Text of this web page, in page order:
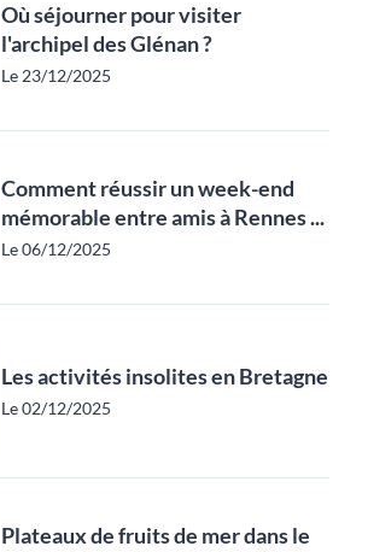
Où séjourner pour visiter
l'archipel des Glénan ?
Le 23/12/2025
Comment réussir un week-end
mémorable entre amis à Rennes ...
Le 06/12/2025
Les activités insolites en Bretagne
Le 02/12/2025
Plateaux de fruits de mer dans le